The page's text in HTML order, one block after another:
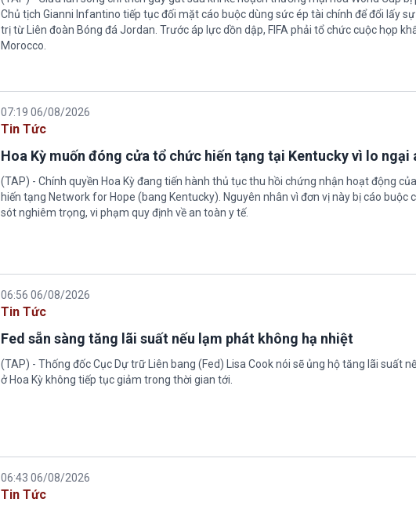
Chủ tịch Gianni Infantino tiếp tục đối mặt cáo buộc dùng sức ép tài chính để đổi lấy
trị từ Liên đoàn Bóng đá Jordan. Trước áp lực dồn dập, FIFA phải tổ chức cuộc họp
Morocco.
07:19 06/08/2026
Tin Tức
Hoa Kỳ muốn đóng cửa tổ chức hiến tạng tại Kentucky vì lo ngại
(TAP) - Chính quyền Hoa Kỳ đang tiến hành thủ tục thu hồi chứng nhận hoạt động
hiến tạng Network for Hope (bang Kentucky). Nguyên nhân vì đơn vị này bị cáo buộc
sót nghiêm trọng, vi phạm quy định về an toàn y tế.
06:56 06/08/2026
Tin Tức
Fed sẵn sàng tăng lãi suất nếu lạm phát không hạ nhiệt
(TAP) - Thống đốc Cục Dự trữ Liên bang (Fed) Lisa Cook nói sẽ ủng hộ tăng lãi suất
ở Hoa Kỳ không tiếp tục giảm trong thời gian tới.
06:43 06/08/2026
Tin Tức